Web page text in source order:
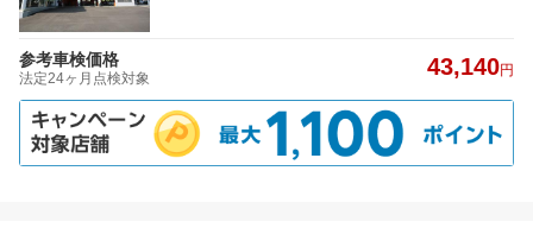
参考車検価格
法定24ヶ月点検対象 43,140円